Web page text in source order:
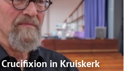
Crucifixion in Kruiskerk